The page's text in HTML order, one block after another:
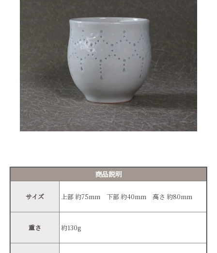
商品説明
サイズ 上部 約75mm 下部 約40mm 高さ 約80mm
重さ 約130g